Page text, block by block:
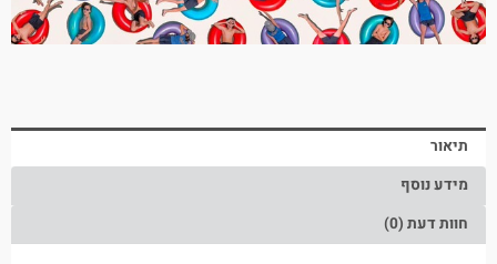
תיאור
מידע נוסף
חוות דעת (0)